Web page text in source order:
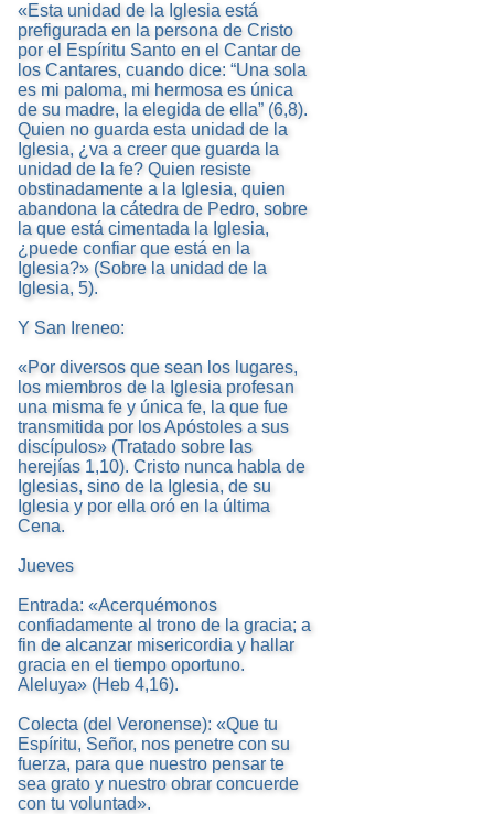
«Esta unidad de la Iglesia está
prefigurada en la persona de Cristo
por el Espíritu Santo en el Cantar de
los Cantares, cuando dice: “Una sola
es mi paloma, mi hermosa es única
de su madre, la elegida de ella” (6,8).
Quien no guarda esta unidad de la
Iglesia, ¿va a creer que guarda la
unidad de la fe? Quien resiste
obstinadamente a la Iglesia, quien
abandona la cátedra de Pedro, sobre
la que está cimentada la Iglesia,
¿puede confiar que está en la
Iglesia?» (Sobre la unidad de la
Iglesia, 5).
Y San Ireneo:
«Por diversos que sean los lugares,
los miembros de la Iglesia profesan
una misma fe y única fe, la que fue
transmitida por los Apóstoles a sus
discípulos» (Tratado sobre las
herejías 1,10). Cristo nunca habla de
Iglesias, sino de la Iglesia, de su
Iglesia y por ella oró en la última
Cena.
Jueves
Entrada: «Acerquémonos
confiadamente al trono de la gracia; a
fin de alcanzar misericordia y hallar
gracia en el tiempo oportuno.
Aleluya» (Heb 4,16).
Colecta (del Veronense): «Que tu
Espíritu, Señor, nos penetre con su
fuerza, para que nuestro pensar te
sea grato y nuestro obrar concuerde
con tu voluntad».